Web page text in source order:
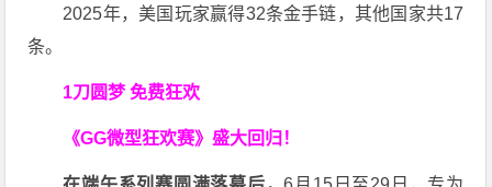
2025年，美国玩家赢得32条金手链，其他国家共17
条。
1刀圆梦 免费狂欢
《GG微型狂欢赛》盛大回归！